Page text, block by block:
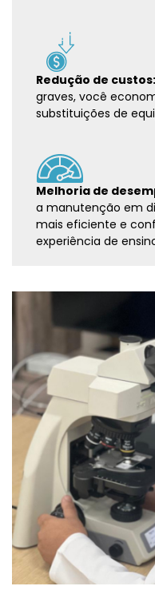
Redução de custos:
graves, você
substituições de
Melhoria de
a manutenção em
mais eficiente e
experiência de